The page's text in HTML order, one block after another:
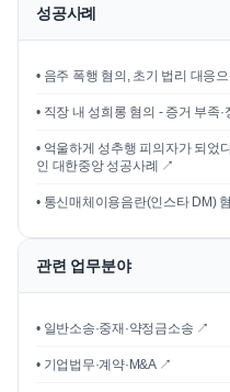
성공사례
• 음주 폭행 혐의, 초기 법리 대응
• 직장 내 성희롱 혐의 - 증거 부족
• 억울하게 성추행 피의자가 되었
인 대한중앙 성공사례 ↗
• 통신매체이용음란(인스타 DM)
관련 업무분야
• 일반소송·중재·약정금소송 ↗
• 기업법무·계약·M&A ↗